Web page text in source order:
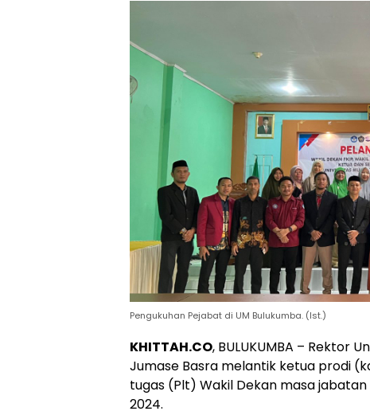
Pengukuhan Pejabat di UM Bulukumba. (Ist.)
KHITTAH.CO, BULUKUMBA – Rektor
Jumase Basra melantik ketua prodi
tugas (Plt) Wakil Dekan masa jabatan
2024.